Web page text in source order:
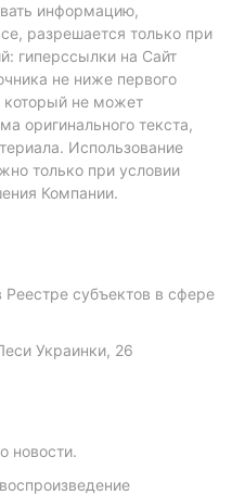
информацию,
разрешается только при
гиперссылки на Сайт
не ниже первого
который не может
оригинального текста,
Использование
только при условии
Компании.
субъектов в сфере
Украинки, 26
новости.